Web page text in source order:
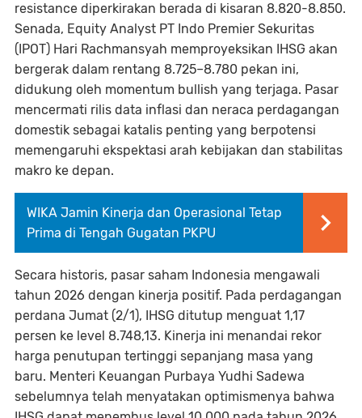
resistance diperkirakan berada di kisaran 8.820-8.850.
Senada, Equity Analyst PT Indo Premier Sekuritas
(IPOT) Hari Rachmansyah memproyeksikan IHSG akan
bergerak dalam rentang 8.725–8.780 pekan ini,
didukung oleh momentum bullish yang terjaga. Pasar
mencermati rilis data inflasi dan neraca perdagangan
domestik sebagai katalis penting yang berpotensi
memengaruhi ekspektasi arah kebijakan dan stabilitas
makro ke depan.
WIKA Jamin Kinerja dan Operasional Tetap
Prima di Tengah Gugatan PKPU
Secara historis, pasar saham Indonesia mengawali
tahun 2026 dengan kinerja positif. Pada perdagangan
perdana Jumat (2/1), IHSG ditutup menguat 1,17
persen ke level 8.748,13. Kinerja ini menandai rekor
harga penutupan tertinggi sepanjang masa yang
baru. Menteri Keuangan Purbaya Yudhi Sadewa
sebelumnya telah menyatakan optimismenya bahwa